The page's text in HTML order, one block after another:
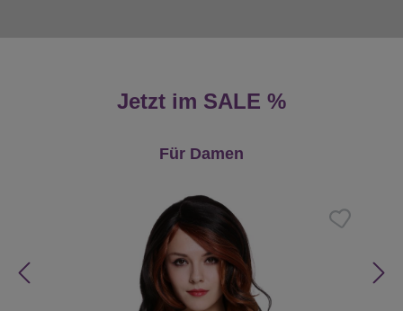
Jetzt im SALE %
Produktgalerie überspringen
Für Damen